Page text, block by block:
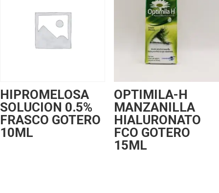
HIPROMELOSA
SOLUCION 0.5%
FRASCO GOTERO
10ML
OPTIMILA-H
MANZANILLA
HIALURONATO
FCO GOTERO
15ML